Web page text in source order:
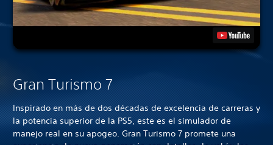
Gran Turismo 7
Inspirado en más de dos décadas de excelencia de carreras y
la potencia superior de la PS5, este es el simulador de
manejo real en su apogeo. Gran Turismo 7 promete una